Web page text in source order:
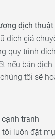
dịch thuật
dịch giả
quy trình
nếu bản dịch
tôi sẽ
cạnh tranh
tôi luôn đặt